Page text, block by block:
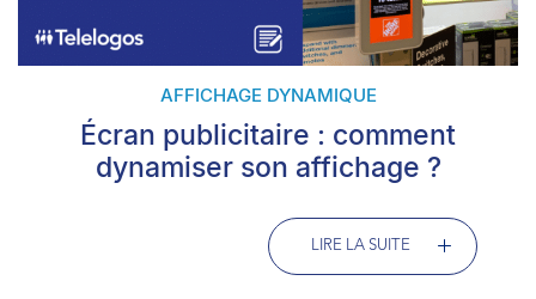
AFFICHAGE DYNAMIQUE
Écran publicitaire : comment
dynamiser son affichage ?
LIRE LA SUITE